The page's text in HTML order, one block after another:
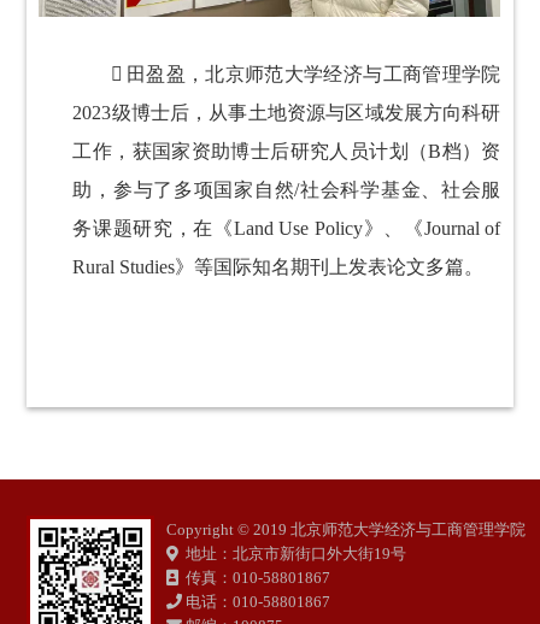
 田盈盈，北京师范大学经济与工商管理学院
2023级博士后，从事土地资源与区域发展方向科研
工作，获国家资助博士后研究人员计划（B档）资
助，参与了多项国家自然/社会科学基金、社会服
务课题研究，在《Land Use Policy》、《Journal of
Rural Studies》等国际知名期刊上发表论文多篇。
Copyright © 2019 北京师范大学经济与工商管理学院
地址：北京市新街口外大街19号
传真：010-58801867
电话：010-58801867